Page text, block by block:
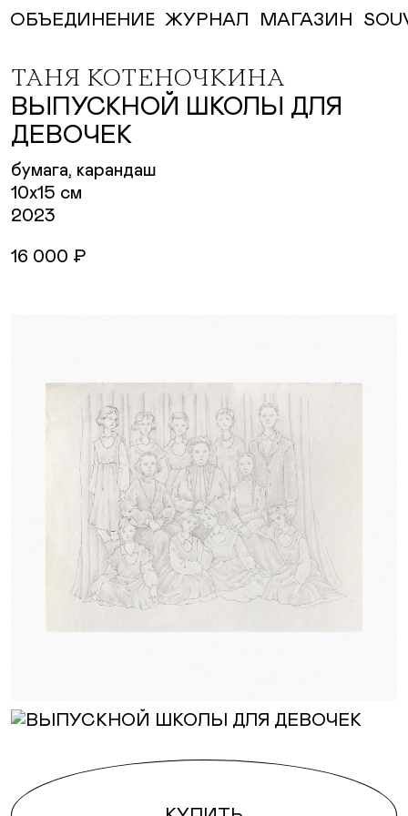
ОБЪЕДИНЕНИЕ ЖУРНАЛ МАГАЗИН
ТАНЯ КОТЕНОЧКИНА
ВЫПУСКНОЙ ШКОЛЫ ДЛЯ
ДЕВОЧЕК
бумага, карандаш
10х15 см
2023
16 000 ₽